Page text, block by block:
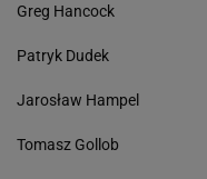
Greg Hancock
Patryk Dudek
Jarosław Hampel
Tomasz Gollob